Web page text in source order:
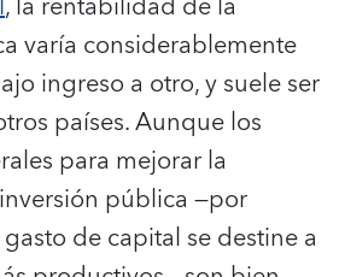
varía considerablemente
ingreso a otro, y suele ser
países. Aunque los
para mejorar la
pública —por
de capital se destine a